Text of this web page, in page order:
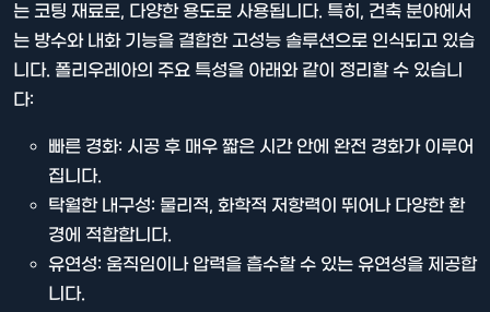
는 코팅 재료로, 다양한 용도로 사용됩니다. 특히, 건축 분야에서
는 방수와 내화 기능을 결합한 고성능 솔루션으로 인식되고 있습
니다. 폴리우레아의 주요 특성을 아래와 같이 정리할 수 있습니
다:
빠른 경화: 시공 후 매우 짧은 시간 안에 완전 경화가 이루어
집니다.
탁월한 내구성: 물리적, 화학적 저항력이 뛰어나 다양한 환
경에 적합합니다.
유연성: 움직임이나 압력을 흡수할 수 있는 유연성을 제공합
니다.